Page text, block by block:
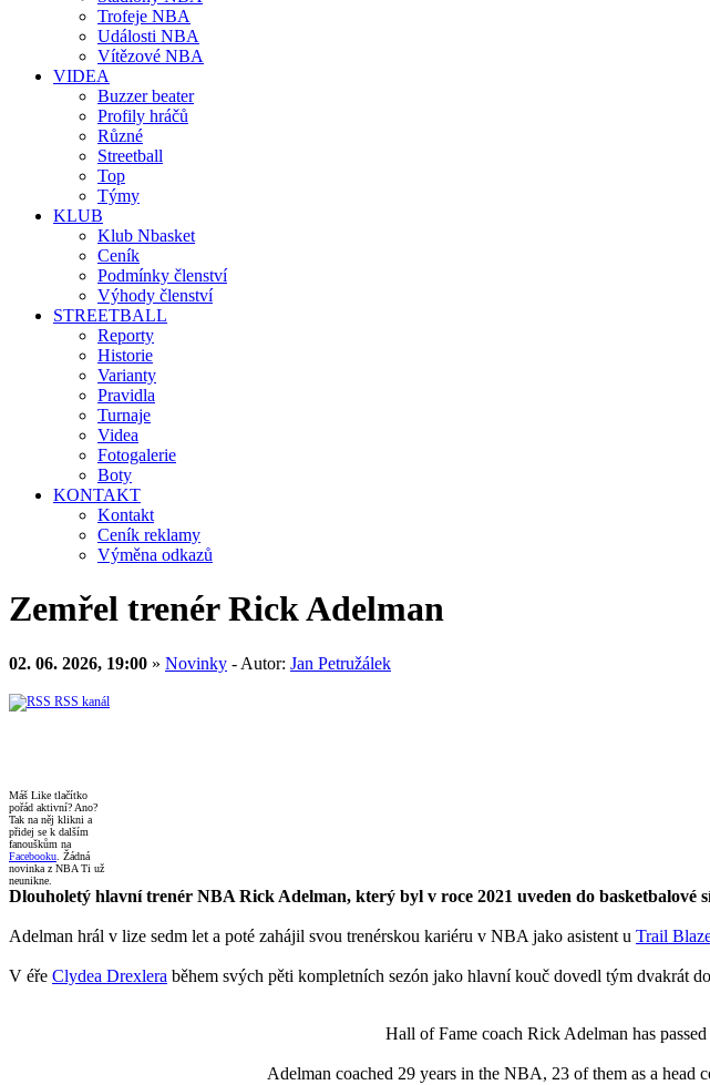
Trofeje NBA
Události NBA
Vítězové NBA
VIDEA
Buzzer beater
Profily hráčů
Různé
Streetball
Top
Týmy
KLUB
Klub Nbasket
Ceník
Podmínky členství
Výhody členství
STREETBALL
Reporty
Historie
Varianty
Pravidla
Turnaje
Videa
Fotogalerie
Boty
KONTAKT
Kontakt
Ceník reklamy
Výměna odkazů
Zemřel trenér Rick Adelman
02. 06. 2026, 19:00 » Novinky - Autor: Jan Petružálek
RSS kanál
Máš Like tlačítko
pořád aktivní? Ano?
Tak na něj klikni a
přidej se k dalším
fanouškům na
Facebooku . Žádná
novinka z NBA Ti už
neunikne.
Dlouholetý hlavní trenér NBA Rick Adelman, který byl v roce 2021 uveden do basketbalové
Adelman hrál v lize sedm let a poté zahájil svou trenérskou kariéru v NBA jako asistent u Trail
V éře Clydea Drexlera během svých pěti kompletních sezón jako hlavní kouč dovedl tým dvakrát
Hall of Fame coach Rick Adelman has
Adelman coached 29 years in the NBA, 23 of them as a